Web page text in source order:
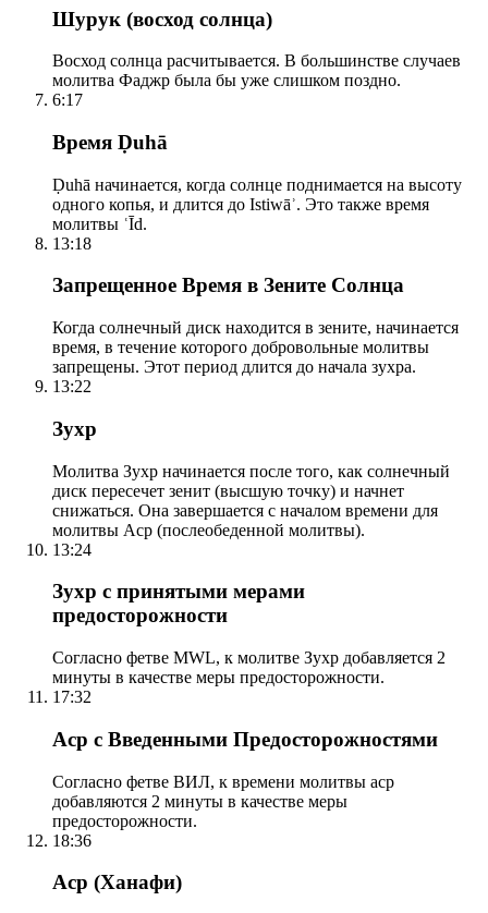
Шурук (восход солнца)
Восход солнца расчитывается. В большинстве случаев
молитва Фаджр была бы уже слишком поздно.
6:17
Время Ḍuhā
Ḍuhā начинается, когда солнце поднимается на высоту
одного копья, и длится до Istiwāʾ. Это также время
молитвы ʿĪd.
13:18
Запрещенное Время в Зените Солнца
Когда солнечный диск находится в зените, начинается
время, в течение которого добровольные молитвы
запрещены. Этот период длится до начала зухра.
13:22
Зухр
Молитва Зухр начинается после того, как солнечный
диск пересечет зенит (высшую точку) и начнет
снижаться. Она завершается с началом времени для
молитвы Аср (послеобеденной молитвы).
13:24
Зухр с принятыми мерами
предосторожности
Согласно фетве MWL, к молитве Зухр добавляется 2
минуты в качестве меры предосторожности.
17:32
Аср с Введенными Предосторожностями
Согласно фетве ВИЛ, к времени молитвы аср
добавляются 2 минуты в качестве меры
предосторожности.
18:36
Аср (Ханафи)